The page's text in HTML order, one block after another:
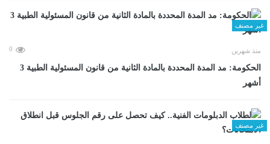
غير مصنف
منذ شهرين 0
الحكومة: مد المدة المحددة بالمادة الثانية من قانون المسئولية الطبية 3
أشهر
غير مصنف